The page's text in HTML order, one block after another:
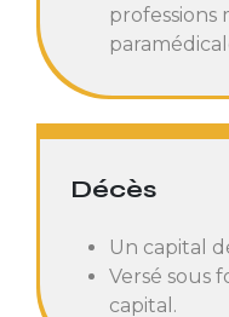
professions
Décès
Un capital
Versé sous
capital.